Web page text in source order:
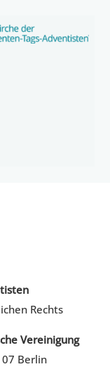
Rechts
Vereinigung
Berlin